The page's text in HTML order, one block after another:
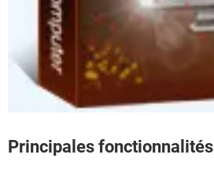
Principales fonctionnalités